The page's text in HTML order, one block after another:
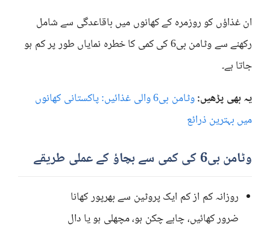
ان غذاؤں کو روزمرہ کے کھانوں میں باقاعدگی سے شامل
رکھنے سے وٹامن بی6 کی کمی کا خطرہ نمایاں طور پر کم ہو
جاتا ہے۔
یہ بھی پڑھیں:
وٹامن بی6 والی غذائیں: پاکستانی کھانوں
میں بہترین ذرائع
وٹامن بی6 کی کمی سے بچاؤ کے عملی طریقے
روزانہ کم از کم ایک پروٹین سے بھرپور کھانا
ضرور کھائیں، چاہے چکن ہو، مچھلی ہو یا دال